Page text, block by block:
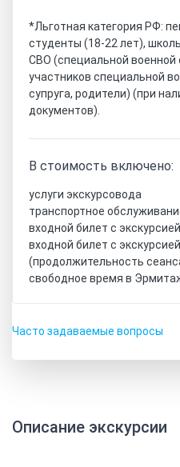
*Льготная категория РФ:
студенты (18-22 лет),
СВО (специальной
участников специальной
супруга, родители) (при
документов).
В стоимость включено:
услуги экскурсовода
транспортное
входной билет с
входной билет с
(продолжительность
свободное время в
Часто задаваемые вопросы
Описание экскурсии